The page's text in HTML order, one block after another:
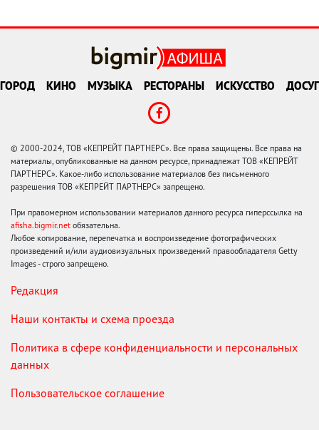
ГОРОД КИНО МУЗЫКА РЕСТОРАНЫ ИСКУССТВО ДОСУГ
© 2000-2024, ТОВ «КЕПРЕЙТ ПАРТНЕРС». Все права защищены. Все права на
материалы, опубликованные на данном ресурсе, принадлежат ТОВ «КЕПРЕЙТ
ПАРТНЕРС». Какое-либо использование материалов без письменного
разрешения ТОВ «КЕПРЕЙТ ПАРТНЕРС» запрещено.
При правомерном использовании материалов данного ресурса гиперссылка на
afisha.bigmir.net обязательна.
Любое копирование, перепечатка и воспроизведение фотографических
произведений и/или аудиовизуальных произведений правообладателя Getty
Images - строго запрещено.
Редакция
Наши контакты и схема проезда
Политика в сфере конфиденциальности и персональных
данных
Пользовательское соглашение